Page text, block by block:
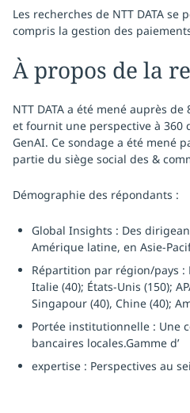
Les recherches de NTT DATA
compris la gestion des
À propos de la
NTT DATA a été mené auprès
et fournit une perspective à 360
GenAI. Ce sondage a été mené
partie du siège social des &
Démographie des répondants :
Global Insights : Des
Amérique latine, en Asie-
Répartition par région/pays :
Italie (40); États-Unis (150);
Singapour (40), Chine (40);
Portée institutionnelle : Une
bancaires locales.Gamme d’
expertise : Perspectives au